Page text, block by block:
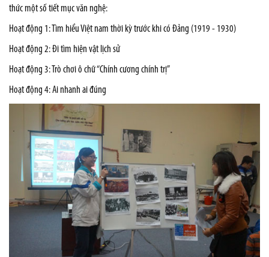
thức một số tiết mục văn nghệ:
Hoạt động 1: Tìm hiểu Việt nam thời kỳ trước khi có Đảng (1919 - 1930)
Hoạt động 2: Đi tìm hiện vật lịch sử
Hoạt động 3: Trò chơi ô chữ “Chính cương chính trị”
Hoạt động 4: Ai nhanh ai đúng